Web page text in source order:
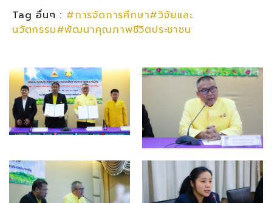
Tag อื่นๆ : #การจัดการศึกษา#วิจัยและ
นวัตกรรม#พัฒนาคุณภาพชีวิตประชาชน